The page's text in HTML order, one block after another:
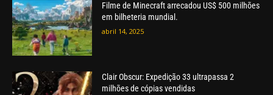
Filme de Minecraft arrecadou US$ 500 milhões
em bilheteria mundial.
abril 14, 2025
Clair Obscur: Expedição 33 ultrapassa 2
milhões de cópias vendidas